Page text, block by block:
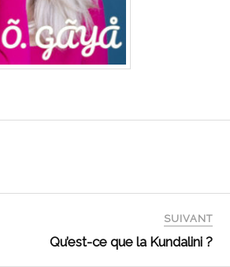
SUIVANT
Qu’est-ce que la Kundalini ?